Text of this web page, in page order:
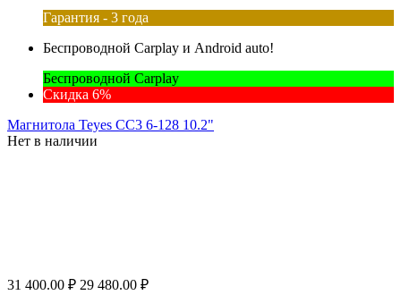
Гарантия - 3 года
Беспроводной Carplay и Android auto!
Беспроводной Carplay
Скидка 6%
Магнитола Teyes CC3 6-128 10.2"
Нет в наличии
31 400.00 ₽ 29 480.00 ₽